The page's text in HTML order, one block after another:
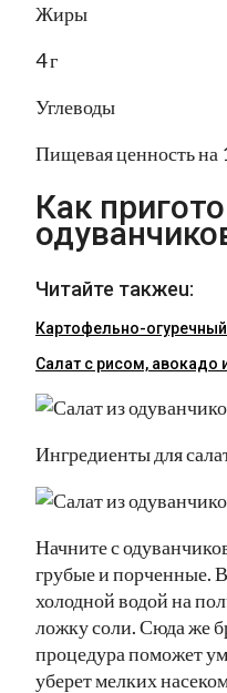
Жиры
4 г
Углеводы
Пищевая ценность на
Как
Читайте такжеu:
Картофельно-
Салат с рисом, авокадо
Ингредиенты для
Начните с
грубые и порченные.
холодной водой на
ложку соли. Сюда же
процедура поможет
уберет мелких